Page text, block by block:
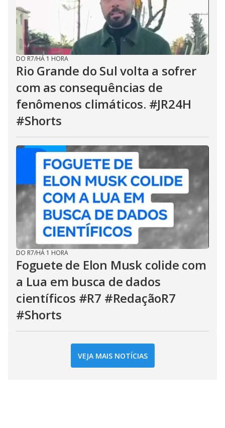
DO R7/HÁ 1 HORA
Rio Grande do Sul volta a sofrer
com as consequências de
fenômenos climáticos. #JR24H
#Shorts
DO R7/HÁ 1 HORA
Foguete de Elon Musk colide com
a Lua em busca de dados
científicos #R7 #RedaçãoR7
#Shorts
VEJA MAIS NOTÍCIAS